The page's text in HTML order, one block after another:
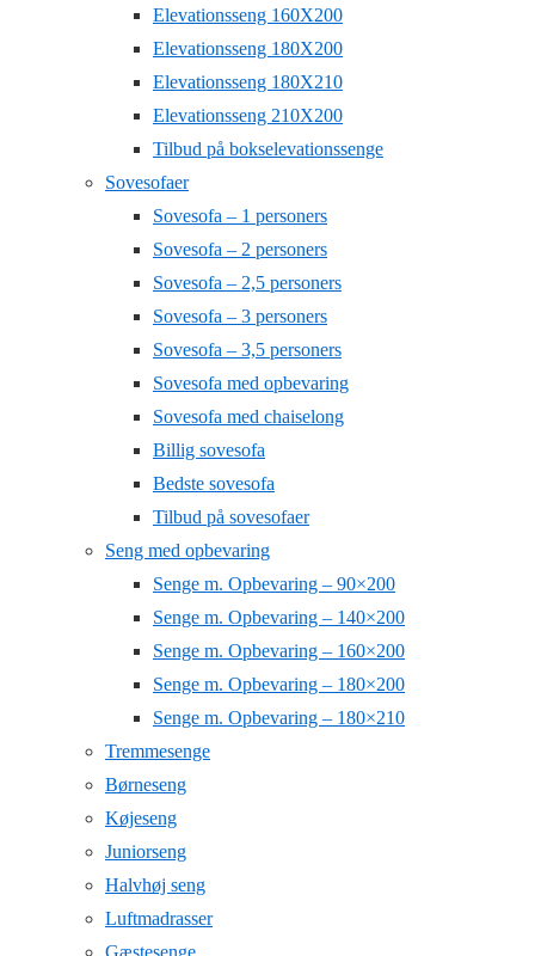
Elevationsseng 160X200
Elevationsseng 180X200
Elevationsseng 180X210
Elevationsseng 210X200
Tilbud på bokselevationssenge
Sovesofaer
Sovesofa – 1 personers
Sovesofa – 2 personers
Sovesofa – 2,5 personers
Sovesofa – 3 personers
Sovesofa – 3,5 personers
Sovesofa med opbevaring
Sovesofa med chaiselong
Billig sovesofa
Bedste sovesofa
Tilbud på sovesofaer
Seng med opbevaring
Senge m. Opbevaring – 90×200
Senge m. Opbevaring – 140×200
Senge m. Opbevaring – 160×200
Senge m. Opbevaring – 180×200
Senge m. Opbevaring – 180×210
Tremmesenge
Børneseng
Køjeseng
Juniorseng
Halvhøj seng
Luftmadrasser
Gæstesenge